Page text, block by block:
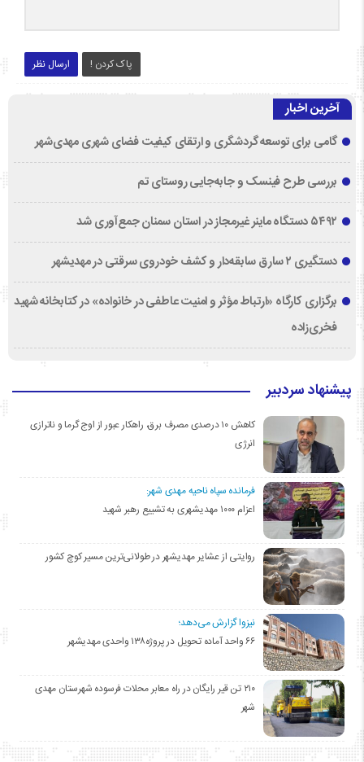
ارسال نظر پاک کردن !
آخرین اخبار
گامی برای توسعه گردشگری و ارتقای کیفیت فضای شهری مهدی‌شهر
بررسی طرح فینسک و جابه‌جایی روستای تم
۵۴۹۲ دستگاه ماینر غیرمجاز در استان سمنان جمع‌آوری شد
دستگیری ۲ سارق سابقه‌دار و کشف خودروی سرقتی در مهدیشهر
برگزاری کارگاه «ارتباط مؤثر و امنیت عاطفی در خانواده» در کتابخانه شهید
فخری‌زاده
پیشنهاد سردبیر
کاهش ۱۰ درصدی مصرف برق، راهکار عبور از اوج گرما و ناترازی
انرژی
فرمانده سپاه ناحیه مهدی شهر:
اعزام ۱۰۰۰ مهدیشهری به تشییع رهبر شهید
روایتی از عشایر مهدیشهر در طولانی‌ترین مسیر کوچ کشور
نیزوا گزارش می‌دهد؛
۶۶ واحد آماده تحویل در پروژه۱۳۸ واحدی مهدیشهر
۲۱۰ تن قیر رایگان در راه معابر محلات فرسوده شهرستان مهدی
شهر